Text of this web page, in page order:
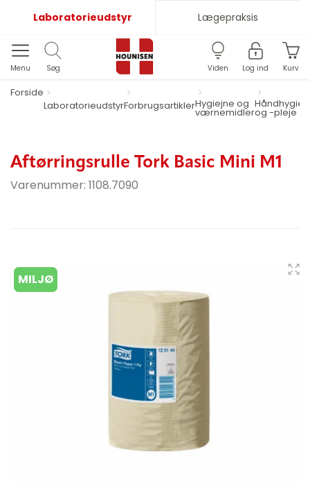
Laboratorieudstyr Lægepraksis
Menu Søg Viden Log ind Kurv
Forside
LaboratorieudstyrForbrugsartiklerHygiejne og
værnemidlerog -pleje
Aftørringsrulle Tork Basic Mini M1
Varenummer: 1108.7090
MILJØ